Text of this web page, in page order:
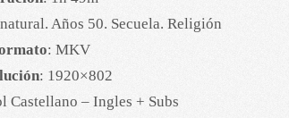
Años 50. Secuela. Religión
: MKV
: 1920×802
Castellano – Ingles + Subs